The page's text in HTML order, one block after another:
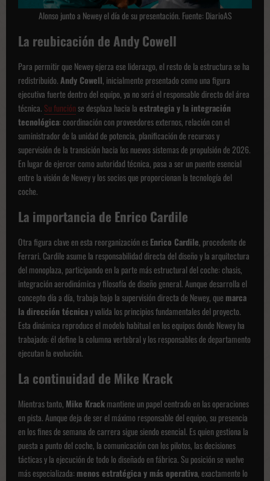
Alonso junto a Newey el día de su presentación. Fuente: DiarioAS
La reubicación de Andy Cowell
Para permitir que Newey ejerza ese liderazgo, el resto de la estructura se ha
redistribuido.Andy Cowell, inicialmente presentado como una figura
ejecutiva fuerte dentro del equipo, ya no será el responsable directo del área
técnica. Su funciónse desplaza hacia laestrategia y la integración
tecnológica: coordinación con proveedores externos, relación con el
suministrador de la unidad de potencia, planificación de recursos y
supervisión de la transición hacia los nuevos sistemas de propulsión de 2026.
En lugar de ejercer como autoridad técnica, pasa a ser un puente esencial
entre la visión de Newey y los socios que proporcionan la tecnología del
coche.
La importancia de Enrico Cardile
Otra figura clave en esta reorganización esEnrico Cardile, procedente de
Ferrari. Cardile asume la responsabilidad directa del diseño y la arquitectura
del monoplaza, participando en la parte más estructural del coche: chasis,
integración aerodinámica y filosofía de diseño general. Aunque desarrolla el
concepto día a día, trabaja bajo la supervisión directa de Newey, que marca
la dirección técnicay valida los principios fundamentales del proyecto.
Esta dinámica reproduce el modelo habitual en los equipos donde Newey ha
trabajado: él define la columna vertebral y los responsables de departamento
ejecutan la evolución.
La continuidad de Mike Krack
Mientras tanto, Mike Krackmantiene un papel centrado en las operaciones
en pista. Aunque deja de ser el máximo responsable del equipo, su presencia
en los fines de semana de carrera sigue siendo esencial. Es quien gestiona la
puesta a punto del coche, la comunicación con los pilotos, las decisiones
tácticas y la ejecución de todo lo diseñado en fábrica. Su posición se vuelve
más especializada: menos estratégica y más operativa, exactamente lo